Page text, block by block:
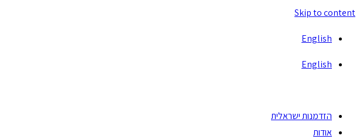
Skip to content
English
English
הזדמנות ישראלית
אודות